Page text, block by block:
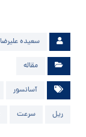
سعیده
مقاله
آسانسور
ریل سرعت